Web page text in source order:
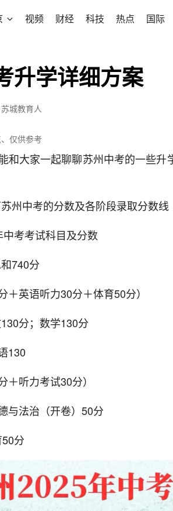
视频 财经 科技 热点 国际
升学详细方案
苏城教育人
仅供参考
和大家一起聊聊苏州中考的一些升
州中考的分数及各阶段录取分数线
考考试科目及分数
740分
＋英语听力30分＋体育50分）
分；数学130分
130
＋听力考试30分）
与法治（开卷）50分
分